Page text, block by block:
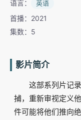
语言： 英语
首播：2021
集数：5
影片简介
这部系列片记
捕，重新审视定义
件可能将他们推向